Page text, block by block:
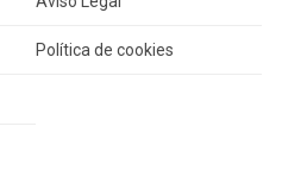
Política de cookies